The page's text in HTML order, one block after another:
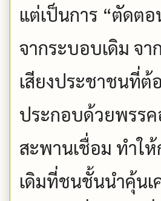
แต่เป็นการ “ตัดต
จากระบอบเดิม จ
เสียงประชาชนที่ต้
ประกอบด้วยพรร
สะพานเชื่อม ทำใ
เดิมที่ชนชั้นนำคุ้น